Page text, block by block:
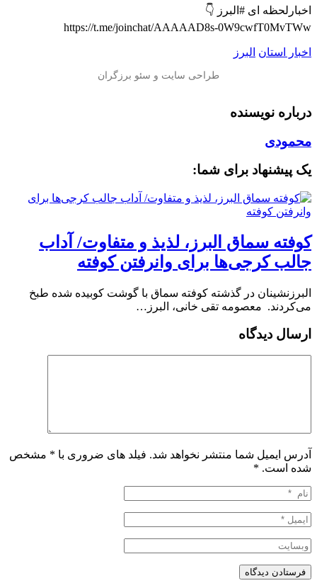
اخبارلحظه ای #البرز 👇
https://t.me/joinchat/AAAAAD8s-0W9cwfT0MvTWw
اخبار استان البرز
درباره نویسنده
محمودی
یک پیشنهاد برای شما:
کوفته سماق البرز، لذیذ و متفاوت/ آداب
جالب کرجی‌ها برای وانرفتن کوفته
البرزنشینان در گذشته کوفته سماق با گوشت کوبیده شده طبخ
می‌کردند. معصومه تقی خانی، البرز…
ارسال دیدگاه
آدرس ایمیل شما منتشر نخواهد شد. فیلد های ضروری با * مشخص
شده است. *